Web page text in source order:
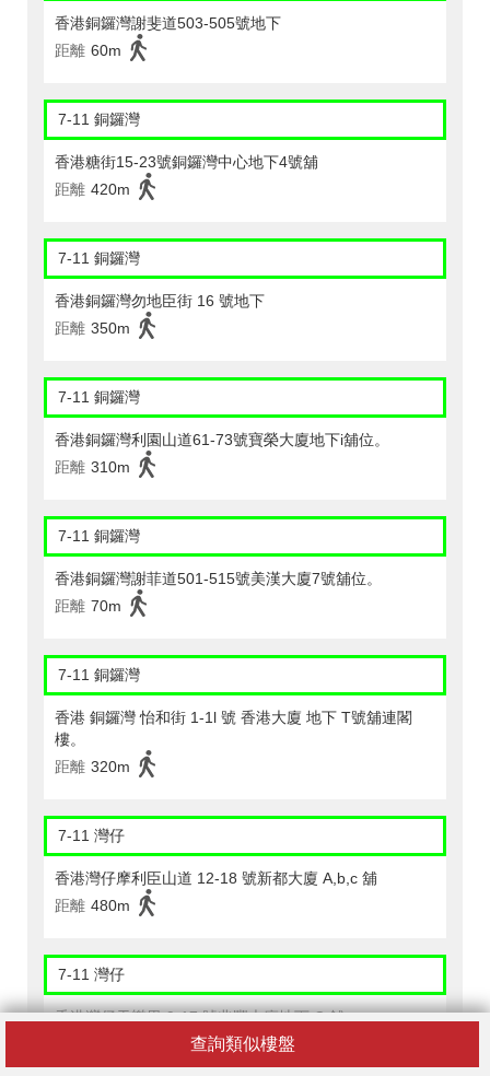
查詢類似樓盤
香港銅鑼灣謝斐道503-505號地下
距離 60m
7-11 銅鑼灣
香港糖街15-23號銅鑼灣中心地下4號舖
距離 420m
7-11 銅鑼灣
香港銅鑼灣勿地臣街 16 號地下
距離 350m
7-11 銅鑼灣
香港銅鑼灣利園山道61-73號寶榮大廈地下i舖位。
距離 310m
7-11 銅鑼灣
香港銅鑼灣謝菲道501-515號美漢大廈7號舖位。
距離 70m
7-11 銅鑼灣
香港 銅鑼灣 怡和街 1-1l 號 香港大廈 地下 T號舖連閣
樓。
距離 320m
7-11 灣仔
香港灣仔摩利臣山道 12-18 號新都大廈 A,b,c 舖
距離 480m
7-11 灣仔
香港灣仔天樂里 9-17 號兆豐大廈地下 C 舖